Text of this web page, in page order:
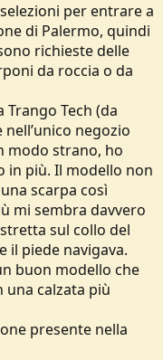
per entrare a
di Palermo, quindi
richieste delle
da roccia o da
Tech (da
negozio
modo strano, ho
in più. Il modello non
scarpa così
mi sembra davvero
sul collo del
il piede navigava.
buon modello che
una calzata più
presente nella